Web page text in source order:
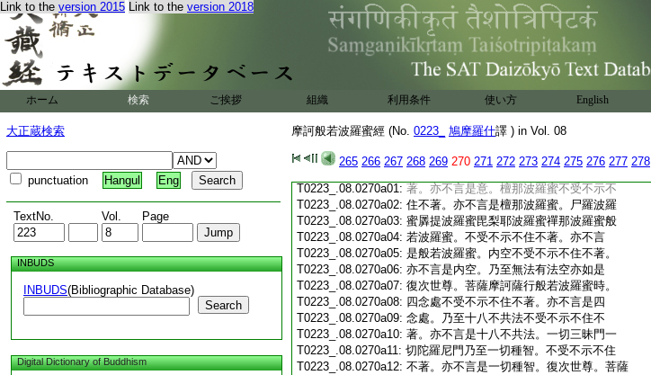
Link to the version 2015 Link to the version 2018
ホーム 検索 ご挨拶 組織 利用条件 使い方 English
大正蔵検索
punctuation Hangul Eng
TextNo. Vol. Page
INBUDS
INBUDS(Bibliographic Database)
Search
Digital Dictionary of Buddhism
摩訶般若波羅蜜經 (No. 0223_ 鳩摩羅什譯 ) in Vol. 08
265 266 267 268 269 270 271 272 273 274 275 276 277 278
T0223_.08.0269c19:沒不悔不驚不怖不畏。是名菩薩行般
T0223_.08.0269c20: 若波羅蜜。須菩提言。菩薩摩訶薩不見諸法
T0223_.08.0269c21:有覺知想。見一切諸法如夢如響如幻如
T0223_.08.0269c22:
焔如影如化。舍利弗。以是因縁故。菩薩
聞作是説。心不沒不悔不驚不怖不畏。
須菩提白佛言。世尊。菩薩摩訶薩行般若
T0223_.08.0269c25:波羅蜜如是觀諸法。是時菩薩摩訶薩不
T0223_.08.0269c26:
受色不示色不住色不著色。亦不言是
T0223_.08.0269c27:
色。受想行識 9 亦不受不示不住不著。亦不
T0223_.08.0269c28: 言是受想行識。眼不受不示不住不著亦
T0223_.08.0270a01: 著。亦不言是意。檀那波羅蜜不受不示不
T0223_.08.0270a02: 住不著。亦不言是檀那波羅蜜。尸羅波羅
T0223_.08.0270a03: 蜜羼提波羅蜜毘梨耶波羅蜜禪那波羅蜜般
T0223_.08.0270a04: 若波羅蜜。不受不示不住不著。亦不言
T0223_.08.0270a05: 是般若波羅蜜。内空不受不示不住不著。
T0223_.08.0270a06: 亦不言是内空。乃至無法有法空亦如是
T0223_.08.0270a07: 復次世尊。菩薩摩訶薩行般若波羅蜜時。
T0223_.08.0270a08: 四念處不受不示不住不著。亦不言是四
T0223_.08.0270a09: 念處。乃至十八不共法不受不示不住不
T0223_.08.0270a10: 著。亦不言是十八不共法。一切三昧門一
T0223_.08.0270a11: 切陀羅尼門乃至一切種智。不受不示不住
T0223_.08.0270a12: 不著。亦不言是一切種智。復次世尊。菩薩